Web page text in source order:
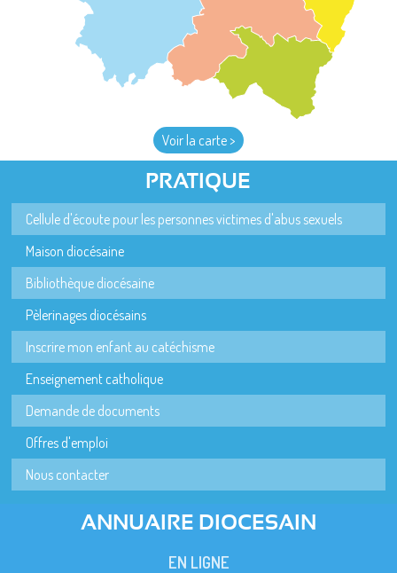
Voir la carte >
PRATIQUE
Cellule d'écoute pour les personnes victimes d'abus sexuels
Maison diocésaine
Bibliothèque diocésaine
Pèlerinages diocésains
Inscrire mon enfant au catéchisme
Enseignement catholique
Demande de documents
Offres d'emploi
Nous contacter
ANNUAIRE DIOCESAIN
EN LIGNE